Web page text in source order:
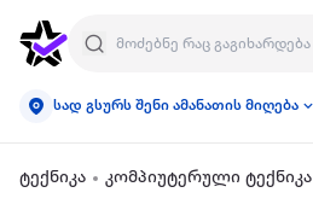
სად გსურს შენი ამანათის მიღება
ტექნიკა კომპიუტერული ტექნიკა